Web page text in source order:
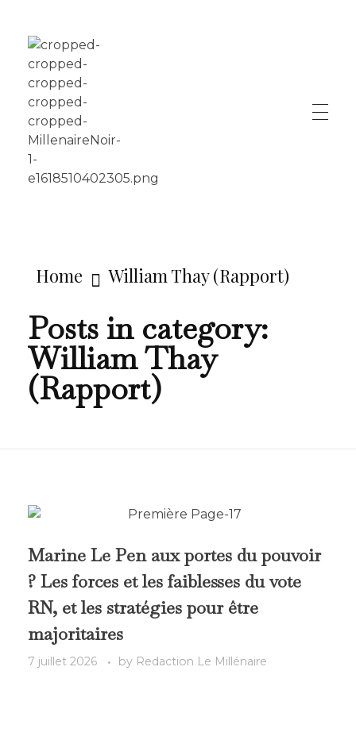
Home William Thay (Rapport)
Posts in category:
William Thay
(Rapport)
Marine Le Pen aux portes du pouvoir
? Les forces et les faiblesses du vote
RN, et les stratégies pour être
majoritaires
7 juillet 2026 by Redaction Le Millénaire